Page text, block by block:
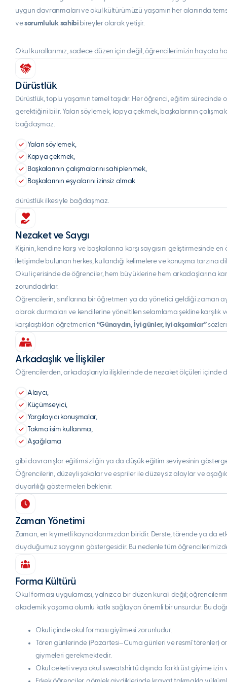
uygun davranmaları ve okul kültürümüzü yaşamın her alanında
vesorumluluk sahibibireyler olarak yetişir.
Okul kurallarımız, sadece düzen için değil, öğrencilerimizin hayata
Dürüstlük
Dürüstlük, toplu yaşamın temel taşıdır. Her öğrenci, eğitim
gerektiğini bilir. Yalan söylemek, kopya çekmek, başkalarının
bağdaşmaz.
Yalan söylemek,
Kopya çekmek,
Başkalarının çalışmalarını sahiplenmek,
Başkalarının eşyalarını izinsiz almak
dürüstlük ilkesiyle bağdaşmaz.
Nezaket ve Saygı
Kişinin, kendine karşı ve başkalarına karşı saygısını
iletişimde bulunan herkes, kullandığı kelimelere ve konuşma tarzına
Okul içerisinde de öğrenciler, hem büyüklerine hem arkadaşlarına
zorundadırlar.
Öğrencilerin, sınıflarına bir öğretmen ya da yönetici geldiği zaman
olarak durmaları ve kendilerine yöneltilen selamlama şekline
karşılaştıkları öğretmenleri “Günaydın, İyi günler, iyi akşamlar”
Arkadaşlık ve İlişkiler
Öğrencilerden, arkadaşlarıyla ilişkilerinde de nezaket ölçüleri içinde
Alaycı,
Küçümseyici,
Yargılayıcı konuşmalar,
Takma isim kullanma,
Aşağılama
gibi davranışlar eğitimsizliğin ya da düşük eğitim seviyesinin
Öğrencilerin, düzeyli şakalar ve espriler ile düzeysiz alaylar ve
duyarlılığı göstermeleri beklenir.
Zaman Yönetimi
Zaman, en kıymetli kaynaklarımızdan biridir. Derste, törende ya da
duyduğumuz saygının göstergesidir. Bu nedenle tüm
Forma Kültürü
Okul forması uygulaması, yalnızca bir düzen kuralı değil;
akademik yaşama olumlu katkı sağlayan önemli bir unsurdur. Bu
Okul içinde okul forması giyilmesi zorunludur.
Tören günlerinde (Pazartesi–Cuma günleri ve resmî törenler)
giymeleri gerekmektedir.
Okul ceketi veya okul sweatshirtü dışında farklı üst giyime izin